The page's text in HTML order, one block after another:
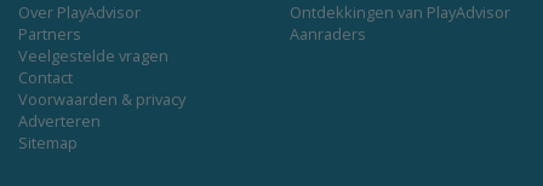
Over PlayAdvisor
Partners
Veelgestelde vragen
Contact
Voorwaarden & privacy
Adverteren
Sitemap
Ontdekkingen van PlayAdvisor
Aanraders